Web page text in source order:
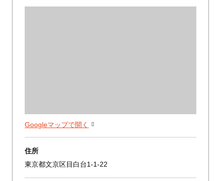
Googleマップで開く
住所
東京都文京区目白台1-1-22